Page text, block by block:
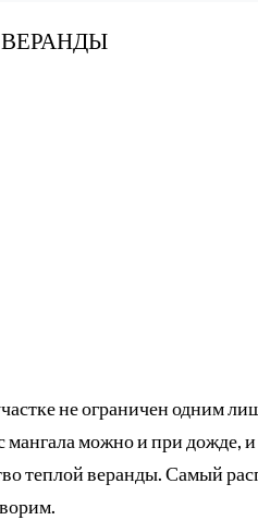
не ограничен одним
можно и при дожде, и
теплой веранды. Самый